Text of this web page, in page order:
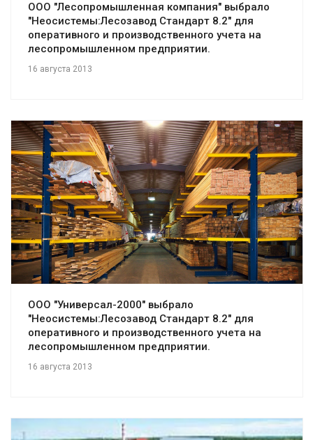
ООО "Лесопромышленная компания" выбрало
"Неосистемы:Лесозавод Стандарт 8.2" для
оперативного и производственного учета на
лесопромышленном предприятии.
16 августа 2013
Смотреть проект
ООО "Универсал-2000" выбрало
"Неосистемы:Лесозавод Стандарт 8.2" для
оперативного и производственного учета на
лесопромышленном предприятии.
16 августа 2013